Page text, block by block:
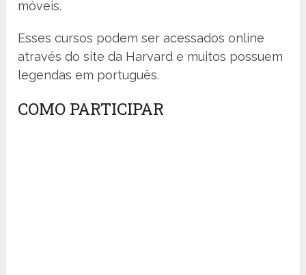
móveis.
Esses cursos podem ser acessados online
através do site da Harvard e muitos possuem
legendas em português.
COMO PARTICIPAR